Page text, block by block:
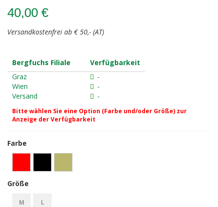
40,00 €
Versandkostenfrei ab € 50,- (AT)
Bergfuchs Filiale
Verfügbarkeit
Graz
-
Wien
-
Versand
-
Bitte wählen Sie eine Option (Farbe und/oder Größe) zur
Anzeige der Verfügbarkeit
Farbe
Größe
M L